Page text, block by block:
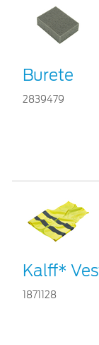
Burete
2839479
Kalff*
1871128